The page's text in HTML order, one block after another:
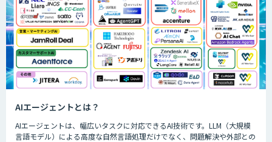
AIエージェントとは？
AIエージェントは、幅広いタスクに対応できるAI技術です。LLM（大規模
言語モデル）による高度な自然言語処理だけでなく、問題解決や外部との